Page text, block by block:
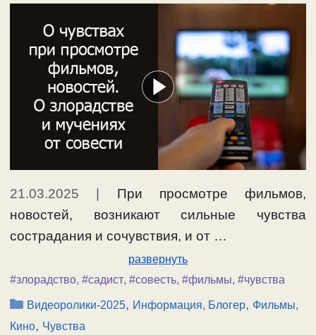
21.03.2025
При просмотре фильмов,
новостей, возникают сильные чувства
сострадания и сочувствия, и от …
развернуть
#злорадство, #садист, #совесть, #фильмы, #чувства
Рубрики
Видеоролики-2025, Информация, Блогер, Фильмы,
Кино, Чувства